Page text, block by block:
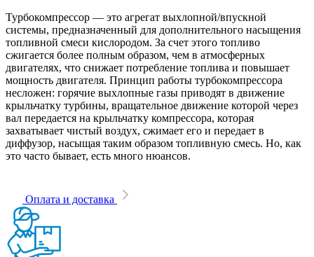
Турбокомпрессор — это агрегат выхлопной/впускной
системы, предназначенный для дополнительного насыщения
топливной смеси кислородом. За счет этого топливо
сжигается более полным образом, чем в атмосферных
двигателях, что снижает потребление топлива и повышает
мощность двигателя. Принцип работы турбокомпрессора
несложен: горячие выхлопные газы приводят в движение
крыльчатку турбины, вращательное движение которой через
вал передается на крыльчатку компрессора, которая
захватывает чистый воздух, сжимает его и передает в
диффузор, насыщая таким образом топливную смесь. Но, как
это часто бывает, есть много нюансов.
Оплата и доставка